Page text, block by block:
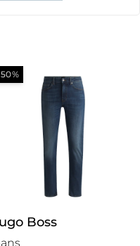
Boss